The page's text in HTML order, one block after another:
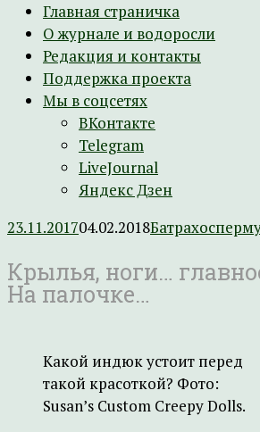
Главная страничка
О журнале и водоросли
Редакция и контакты
Поддержка проекта
Мы в соцсетях
ВКонтакте
Telegram
LiveJournal
Яндекс Дзен
23.11.201704.02.2018
Крылья, ноги…
На палочке…
Какой индюк устоит перед
такой красоткой? Фото:
Susan’s Custom Creepy Dolls.